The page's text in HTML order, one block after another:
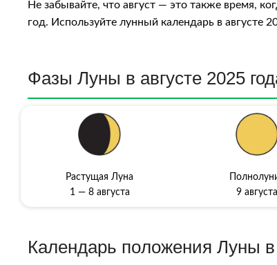
Не забывайте, что август — это также время,
год. Используйте лунный календарь в августе
Фазы Луны в августе 2025
Растущая Луна
1 — 8 августа
9 августа
Календарь пoлoжeния Луны в